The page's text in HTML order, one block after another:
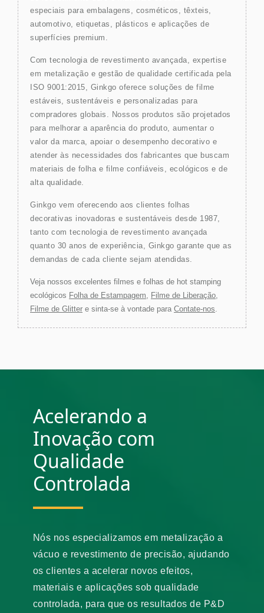
especiais para embalagens, cosméticos, têxteis,
automotivo, etiquetas, plásticos e aplicações de
superfícies premium.
Com tecnologia de revestimento avançada, expertise
em metalização e gestão de qualidade certificada pela
ISO 9001:2015, Ginkgo oferece soluções de filme
estáveis, sustentáveis e personalizadas para
compradores globais. Nossos produtos são projetados
para melhorar a aparência do produto, aumentar o
valor da marca, apoiar o desempenho decorativo e
atender às necessidades dos fabricantes que buscam
materiais de folha e filme confiáveis, ecológicos e de
alta qualidade.
Ginkgo vem oferecendo aos clientes folhas
decorativas inovadoras e sustentáveis desde 1987,
tanto com tecnologia de revestimento avançada
quanto 30 anos de experiência, Ginkgo garante que as
demandas de cada cliente sejam atendidas.
Veja nossos excelentes filmes e folhas de hot stamping
ecológicos Folha de Estampagem, Filme de Liberação,
Filme de Glitter e sinta-se à vontade para Contate-nos.
Acelerando a
Inovação com
Qualidade
Controlada
Nós nos especializamos em metalização a
vácuo e revestimento de precisão, ajudando
os clientes a acelerar novos efeitos,
materiais e aplicações sob qualidade
controlada, para que os resultados de P&D